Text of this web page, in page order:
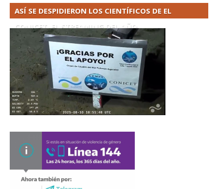
ASÍ SE DESPIDIERON LOS CIENTÍFICOS DE EL
CONICET. EL STREAMING DEL AÑO